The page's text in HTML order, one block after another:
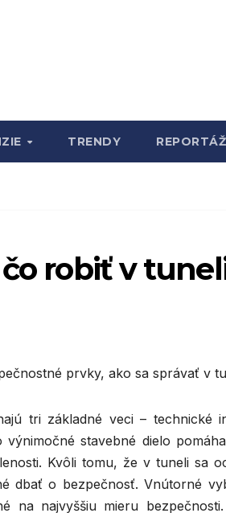
TRENDY
robiť v
prvky, ako sa správať v
tri základné veci – technické
stavebné dielo
Kvôli tomu, že v tuneli sa
dbať o bezpečnosť. Vnútorné
na najvyššiu mieru